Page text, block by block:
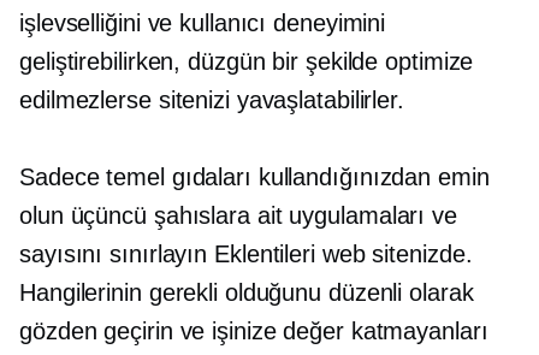
işlevselliğini ve kullanıcı deneyimini
geliştirebilirken, düzgün bir şekilde optimize
edilmezlerse sitenizi yavaşlatabilirler.
Sadece temel gıdaları kullandığınızdan emin
olun üçüncü şahıslara aituygulamaları ve
sayısını sınırlayın Eklentileriweb sitenizde.
Hangilerinin gerekli olduğunu düzenli olarak
gözden geçirin ve işinize değer katmayanları